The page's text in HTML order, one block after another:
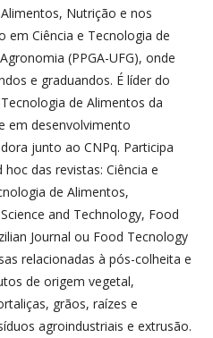
Nutrição e nos
em Ciência e Tecnologia de
(PPGA-UFG), onde
e graduandos. É líder do
de Alimentos da
em desenvolvimento
junto ao CNPq. Participa
das revistas: Ciência e
de Alimentos,
and Technology, Food
Journal ou Food Tecnology
relacionadas à pós-colheita e
de origem vegetal,
grãos, raízes e
agroindustriais e extrusão.